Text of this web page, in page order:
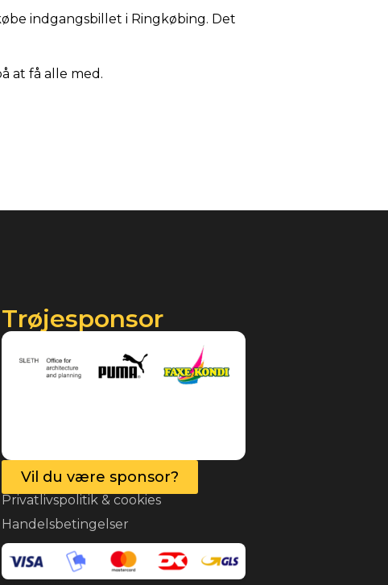
indgangsbillet i Ringkøbing. Det
at få alle med.
Trøjesponsor
Vil du være sponsor?
Privatlivspolitik & cookies
Handelsbetingelser